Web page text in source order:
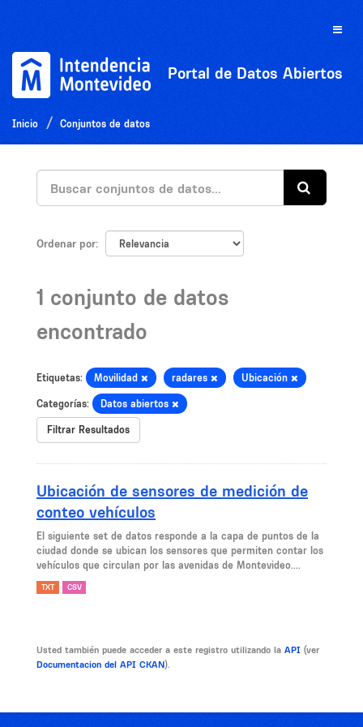
Toggle
Portal de Datos Abiertos
Inicio Conjuntos de datos
Ordenar por
1 conjunto de datos
encontrado
Etiquetas: Movilidad radares Ubicación
Categorías: Datos abiertos
Filtrar Resultados
Ubicación de sensores de medición de
conteo vehículos
El siguiente set de datos responde a la capa de puntos de la
ciudad donde se ubican los sensores que permiten contar los
vehículos que circulan por las avenidas de Montevideo....
TXT CSV
Usted también puede acceder a este registro utilizando la API (ver
Documentacion del API CKAN).